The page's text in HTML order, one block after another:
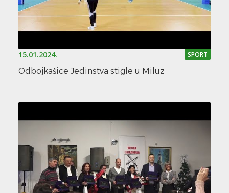
15.01.2024. SPORT
Odbojkašice Jedinstva stigle u Miluz